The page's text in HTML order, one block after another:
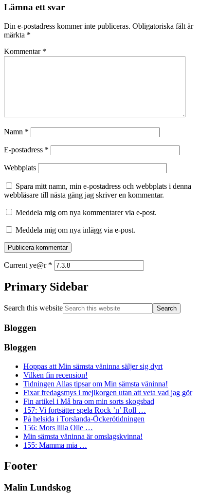
Lämna ett svar
Din e-postadress kommer inte publiceras. Obligatoriska fält är
märkta *
Kommentar *
Namn *
E-postadress *
Webbplats
Spara mitt namn, min e-postadress och webbplats i denna
webbläsare till nästa gång jag skriver en kommentar.
Meddela mig om nya kommentarer via e-post.
Meddela mig om nya inlägg via e-post.
Current ye@r *
Primary Sidebar
Search this website
Bloggen
Bloggen
Hoppas att Min sämsta väninna säljer sig dyrt
Vilken fin recension!
Tidningen Allas tipsar om Min sämsta väninna!
Fixar fredagsmys i mejlkorgen utan att veta vad jag gör
Fin artikel i Må bra om min sorts skogsbad
157: Vi fortsätter spela Rock ’n’ Roll …
På helsida i Torslanda-Öckerötidningen
156: Mors lilla Olle …
Min sämsta väninna är omslagskvinna!
155: Mamma mia …
Footer
Malin Lundskog